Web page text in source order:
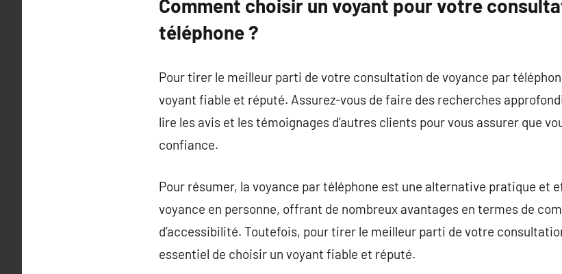
Comment choisir un voyant pour votre
téléphone ?
Pour tirer le meilleur parti de votre consultation de voyance par
voyant fiable et réputé. Assurez-vous de faire des recherches
lire les avis et les témoignages d’autres clients pour vous assurer que
confiance.
Pour résumer, la voyance par téléphone est une alternative pratique et
voyance en personne, offrant de nombreux avantages en termes de
d’accessibilité. Toutefois, pour tirer le meilleur parti de votre
essentiel de choisir un voyant fiable et réputé.